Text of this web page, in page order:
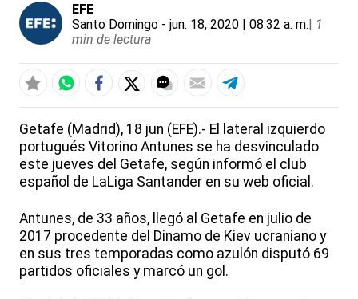
EFE
Santo Domingo - jun. 18, 2020 | 08:32 a. m.| 1
min de lectura
Getafe (Madrid), 18 jun (EFE).- El lateral izquierdo
portugués Vitorino Antunes se ha desvinculado
este jueves del Getafe, según informó el club
español de LaLiga Santander en su web oficial.
Antunes, de 33 años, llegó al Getafe en julio de
2017 procedente del Dinamo de Kiev ucraniano y
en sus tres temporadas como azulón disputó 69
partidos oficiales y marcó un gol.